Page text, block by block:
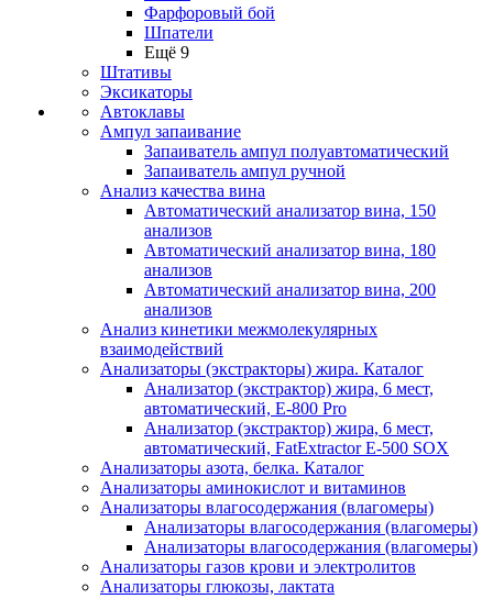
Фарфоровый бой
Шпатели
Ещё 9
Штативы
Эксикаторы
Автоклавы
Ампул запаивание
Запаиватель ампул полуавтоматический
Запаиватель ампул ручной
Анализ качества вина
Автоматический анализатор вина, 150
анализов
Автоматический анализатор вина, 180
анализов
Автоматический анализатор вина, 200
анализов
Анализ кинетики межмолекулярных
взаимодействий
Анализаторы (экстракторы) жира. Каталог
Анализатор (экстрактор) жира, 6 мест,
автоматический, E-800 Pro
Анализатор (экстрактор) жира, 6 мест,
автоматический, FatExtractor E-500 SOX
Анализаторы азота, белка. Каталог
Анализаторы аминокислот и витаминов
Анализаторы влагосодержания (влагомеры)
Анализаторы влагосодержания (влагомеры)
Анализаторы влагосодержания (влагомеры)
Анализаторы газов крови и электролитов
Анализаторы глюкозы, лактата